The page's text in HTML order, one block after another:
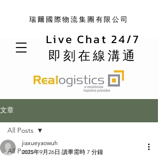
Live Chat 24/7
即刻在線溝通
瑞爾國際物流集團有限公司
文章
All Posts
All Posts
jiaxueyaowuh
2025年9月26日 讀畢需時 7 分鐘